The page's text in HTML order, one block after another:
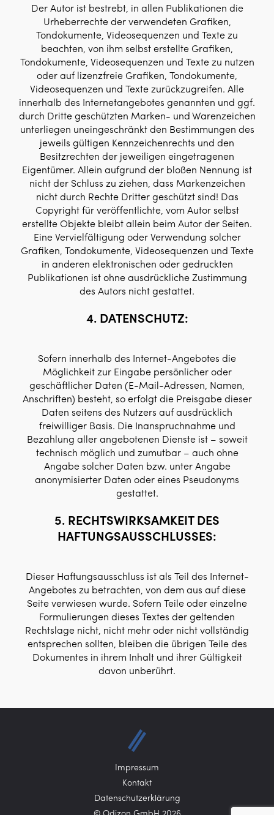
Der Autor ist bestrebt, in allen Publikationen die
Urheberrechte der verwendeten Grafiken,
Tondokumente, Videosequenzen und Texte zu
beachten, von ihm selbst erstellte Grafiken,
Tondokumente, Videosequenzen und Texte zu nutzen
oder auf lizenzfreie Grafiken, Tondokumente,
Videosequenzen und Texte zurückzugreifen. Alle
innerhalb des Internetangebotes genannten und ggf.
durch Dritte geschützten Marken- und Warenzeichen
unterliegen uneingeschränkt den Bestimmungen des
jeweils gültigen Kennzeichenrechts und den
Besitzrechten der jeweiligen eingetragenen
Eigentümer. Allein aufgrund der bloßen Nennung ist
nicht der Schluss zu ziehen, dass Markenzeichen
nicht durch Rechte Dritter geschützt sind! Das
Copyright für veröffentlichte, vom Autor selbst
erstellte Objekte bleibt allein beim Autor der Seiten.
Eine Vervielfältigung oder Verwendung solcher
Grafiken, Tondokumente, Videosequenzen und Texte
in anderen elektronischen oder gedruckten
Publikationen ist ohne ausdrückliche Zustimmung
des Autors nicht gestattet.
4. DATENSCHUTZ:
Sofern innerhalb des Internet-Angebotes die
Möglichkeit zur Eingabe persönlicher oder
geschäftlicher Daten (E-Mail-Adressen, Namen,
Anschriften) besteht, so erfolgt die Preisgabe dieser
Daten seitens des Nutzers auf ausdrücklich
freiwilliger Basis. Die Inanspruchnahme und
Bezahlung aller angebotenen Dienste ist – soweit
technisch möglich und zumutbar – auch ohne
Angabe solcher Daten bzw. unter Angabe
anonymisierter Daten oder eines Pseudonyms
gestattet.
5. RECHTSWIRKSAMKEIT DES
HAFTUNGSAUSSCHLUSSES:
Dieser Haftungsausschluss ist als Teil des Internet-
Angebotes zu betrachten, von dem aus auf diese
Seite verwiesen wurde. Sofern Teile oder einzelne
Formulierungen dieses Textes der geltenden
Rechtslage nicht, nicht mehr oder nicht vollständig
entsprechen sollten, bleiben die übrigen Teile des
Dokumentes in ihrem Inhalt und ihrer Gültigkeit
davon unberührt.
Impressum
Kontakt
Datenschutzerklärung
© Odizon GmbH 2026